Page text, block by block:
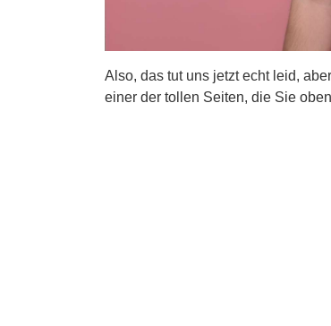
Also, das tut uns jetzt echt leid,
einer der tollen Seiten, die Sie